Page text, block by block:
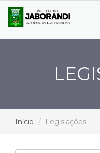
Início Legislações